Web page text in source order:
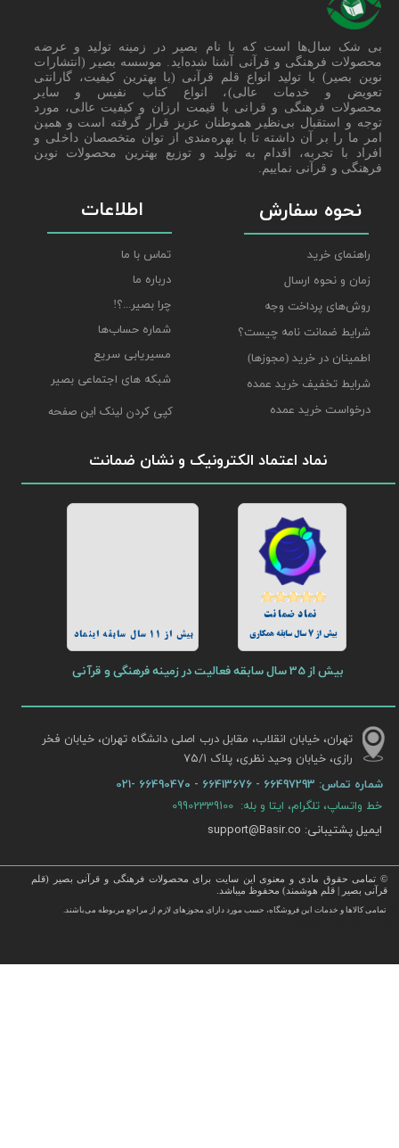
نحوه سفارش
راهنمای خرید
زمان و نحوه ارسال
روش‌های پرداخت وجه
شرایط ضمانت نامه چیست؟
اطمینان در خرید (مجوزها)
شرایط تخفیف خرید عمده
درخواست خرید عمده
© تمامی حقوق مادی و معنوی این سایت برای محصولات فرهنگی و قرآنی بصیر (قلم
قرآنی بصیر | قلم هوشمند) محفوظ میباشد.
تمامی كالاها و خدمات این فروشگاه، حسب مورد دارای مجوزهای لازم از مراجع مربوطه می‌باشند.
، انواع قلم قرآنی ، انواع کتاب نفیس و قرآن نفیس , قرآن عروس , کتب نفیس و معطر , کتاب چرمی و سایر محصولات
نماد اعتماد الکترونیک و نشان ضمانت
بیش از 11 سال سابقه اینماد
بیش از 35 سال سابقه فعالیت در زمینه فرهنگی و قرآنی
بیش از 7 سال سابقه همکاری
اطلاعات
تماس با ما
درباره ما
چرا بصیر...؟!
شماره حساب‌ها
مسیریابی سریع
شبکه های اجتماعی بصیر
تهران، خیابان انقلاب، مقابل درب اصلی دانشگاه تهران، خیابان فخر
رازی، خیابان وحید نظری، پلاک ۷۵/۱​​​​​​​
شماره تماس:
بی شک سال‌ها است که با نام بصیر در زمینه تولید و عرضه
محصولات فرهنگی و قرآنی آشنا شده‌اید. موسسه بصیر (انتشارات
نوین بصیر) با تولید انواع قلم قرآنی (با بهترین کیفیت، گارانتی
تعویض و خدمات عالی)، انواع کتاب نفیس و سایر
محصولات فرهنگی و قرانی با قیمت ارزان و کیفیت عالی، مورد
توجه و استقبال بی‌نظیر هموطنان عزیز قرار گرفته است و همین
امر ما را بر آن داشته تا با بهره‌مندی از توان متخصصان داخلی و
افراد با تجربه، اقدام به تولید و توزیع بهترین محصولات نوین
فرهنگی و قرآنی نماییم.
خط واتساپ، تلگرام، ایتا و بله: 09902339100
ایمیل پشتیبانی: support@Basir.co
کپی کردن لینک این صفحه